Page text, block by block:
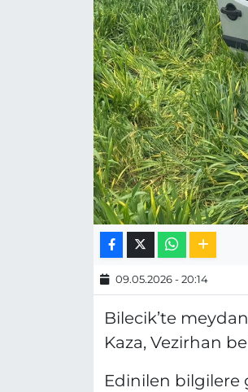
09.05.2026 - 20:14
Bilecik’te
Kaza, Vezirhan
Edinilen bilgilere
MAGAZİN
ESKİŞEHİRSPOR